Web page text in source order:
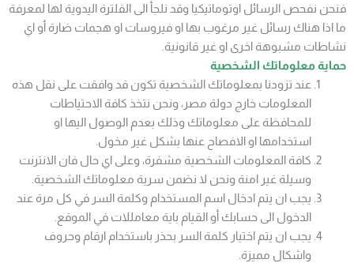
فنحن نفحص الرسائل اوتوماتيكيا وقد نلجأ الى الفلترة اليدوية لها لمعرفة
ما اذا هناك رسائل غير مرغوب بها او فيروسات او هجمات ضارة أو اي
نشاطات مشبوهة اخرى او غير قانونية.
حماية معلوماتك الشخصية
عند تزودنا بمعلوماتك الشخصية تكون قد وافقت على نقل هذه
المعلومات خارج دولة مصر، ونحن نتخذ كافة الاحتياطات
للمحافظة على معلوماتك وذلك بعدم الوصول اليها او
استخدامها او الافصاح عنها بشكل غير مخول.
كافة المعلومات الشخصية مشفرة، وعلى اي حال فان الانترنت
وسيلة غير امنة ونحن لا نضمن سرية معلوماتك الشخصية.
يجب ان يتم ادخال اسم المستخدام وكلمة السر في كل مرة عند
الدخول الى حسابك أو القيام باية معامللات في الموقع.
يجب ان يتم اختيار كلمة السر بحذر باستخدام ارقام وحروف
واشكال مميزة.